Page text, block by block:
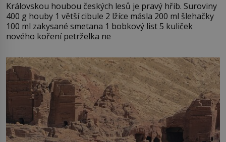
Královskou houbou českých lesů je pravý hřib. Suroviny
400 g houby 1 větší cibule 2 lžíce másla 200 ml šlehačky
100 ml zakysané smetana 1 bobkový list 5 kuliček
nového koření petrželka ne